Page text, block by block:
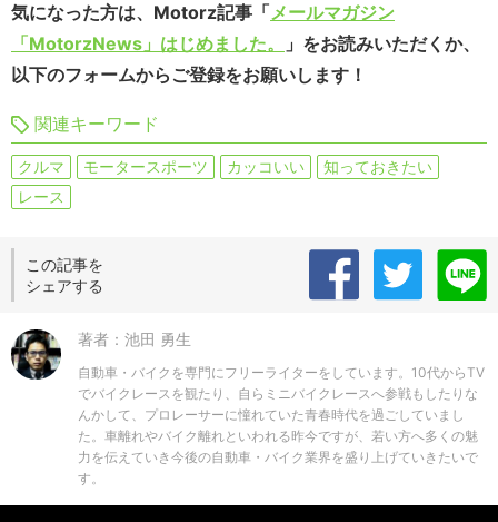
気になった方は、Motorz記事「メールマガジン
「MotorzNews」はじめました。
」をお読みいただくか、
以下のフォームからご登録をお願いします！
関連キーワード
クルマ モータースポーツ カッコいい
知っておきたい
レース
この記事を
シェアする
著者：池田 勇生
自動車・バイクを専門にフリーライターをしています。10代からTV
でバイクレースを観たり、自らミニバイクレースへ参戦もしたりな
んかして、プロレーサーに憧れていた青春時代を過ごしていまし
た。車離れやバイク離れといわれる昨今ですが、若い方へ多くの魅
力を伝えていき今後の自動車・バイク業界を盛り上げていきたいで
す。